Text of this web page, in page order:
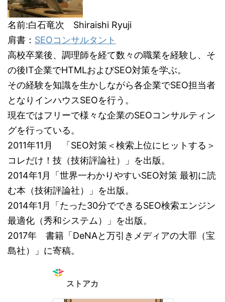
名前:白石竜次 Shiraishi Ryuji
肩書： SEOコンサルタント
高校卒業後、調理師を経て数々の職業を経験し、そ
の後IT企業でHTMLおよびSEO対策を学ぶ。
その経験を知識を生かしながら各企業でSEO担当者
となりインハウスSEOを行う。
現在ではフリーで様々な企業のSEOコンサルティン
グを行っている。
2011年11月 「SEO対策＜検索上位にヒットする＞
コレだけ！技（技術評論社）」を出版。
2014年1月「世界一わかりやすいSEO対策 最初に読
む本（技術評論社）」を出版。
2014年1月「たった30分でできるSEO検索エンジン
最適化（秀和システム）」を出版。
2017年 書籍「DeNAと万引きメディアの大罪（宝
島社）」に寄稿。
ストアカ